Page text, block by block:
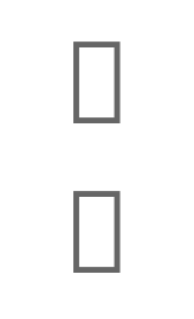

